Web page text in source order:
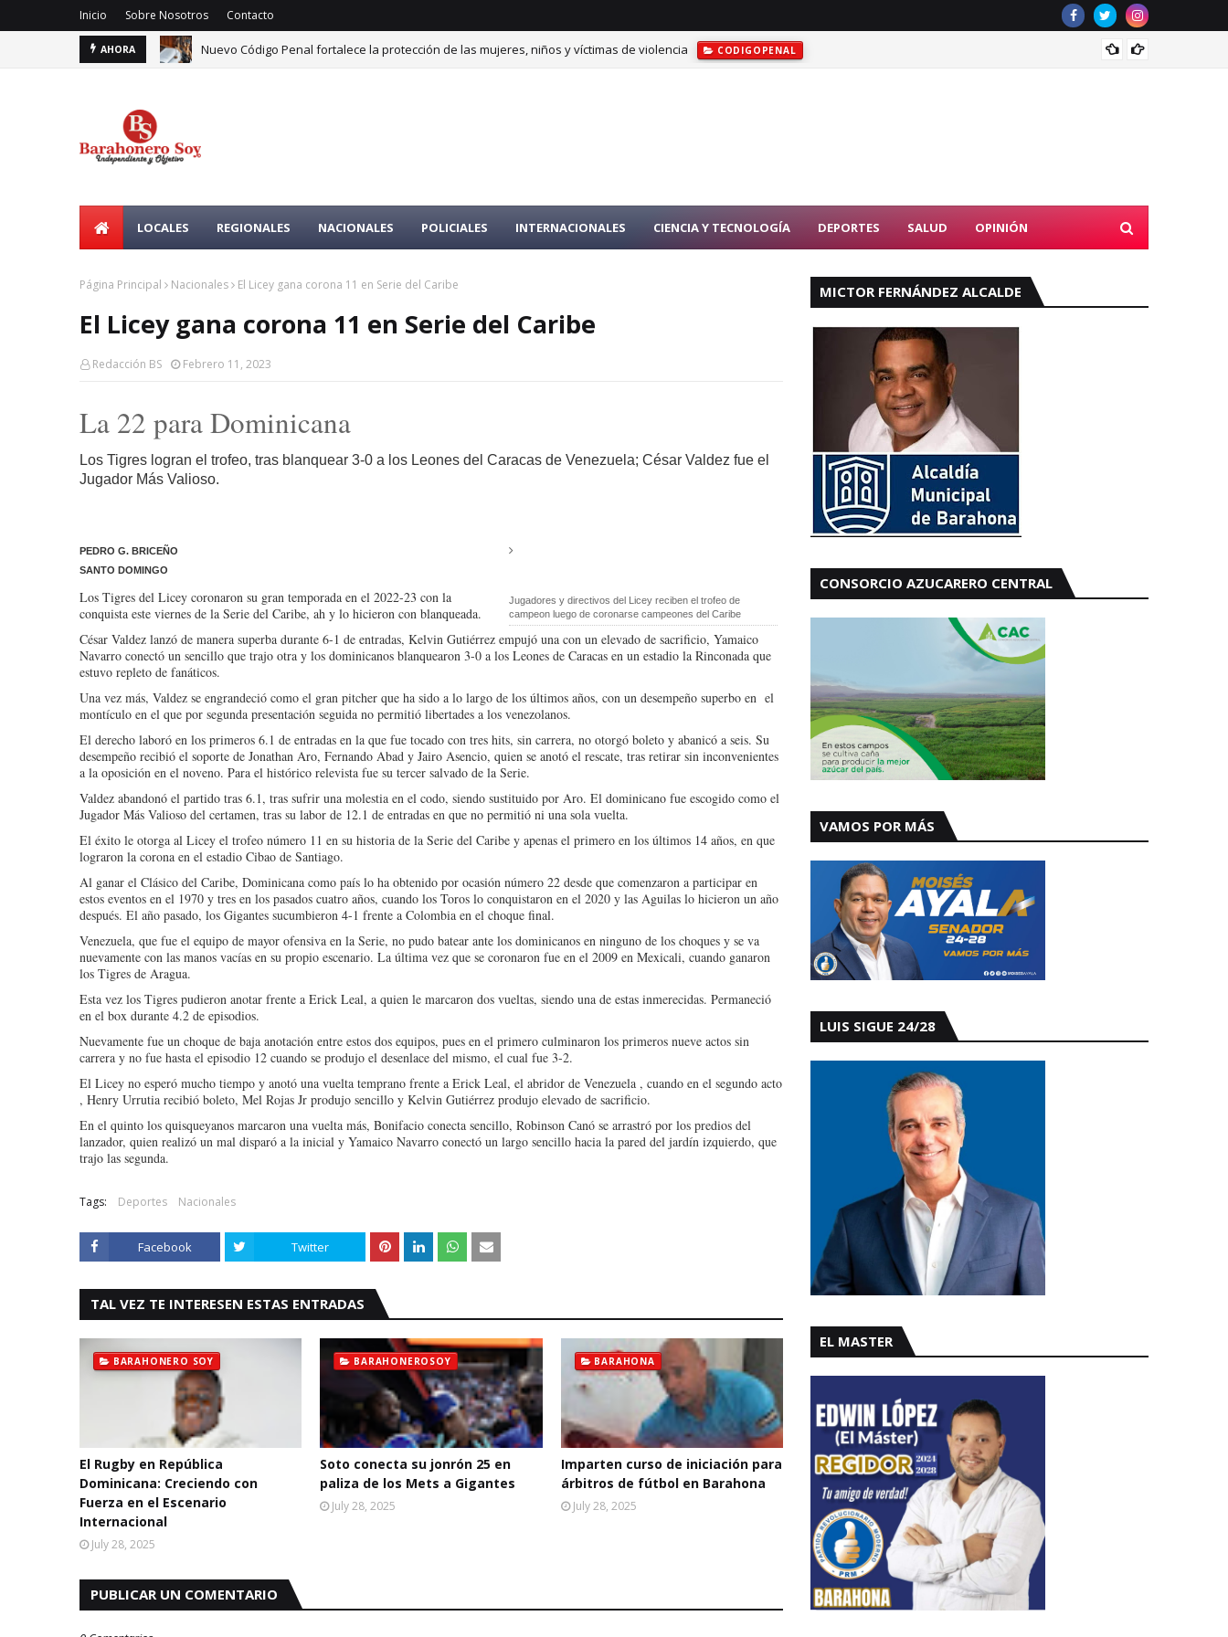
Inicio Sobre Nosotros Contacto
AHORA Nuevo Código Penal fortalece la protección de las mujeres, niños y víctimas de violencia CODIGOPENAL
LOCALES REGIONALES NACIONALES POLICIALES INTERNACIONALES CIENCIA Y TECNOLOGÍA DEPORTES SALUD OPINIÓN
Página Principal Nacionales El Licey gana corona 11 en Serie del Caribe
El Licey gana corona 11 en Serie del Caribe
Redacción BS Febrero 11, 2023
La 22 para Dominicana
Los Tigres logran el trofeo, tras blanquear 3-0 a los Leones del Caracas de Venezuela; César Valdez fue el
Jugador Más Valioso.
Jugadores y directivos del Licey reciben el trofeo de
campeon luego de coronarse campeones del Caribe
PEDRO G. BRICEÑO
SANTO DOMINGO
Los Tigres del Licey coronaron su gran temporada en el 2022-23 con la
conquista este viernes de la Serie del Caribe, ah y lo hicieron con blanqueada.
César Valdez lanzó de manera superba durante 6-1 de entradas, Kelvin Gutiérrez empujó una con un elevado de sacrificio, Yamaico
Navarro conectó un sencillo que trajo otra y los dominicanos blanquearon 3-0 a los Leones de Caracas en un estadio la Rinconada que
estuvo repleto de fanáticos.
Una vez más, Valdez se engrandeció como el gran pitcher que ha sido a lo largo de los últimos años, con un desempeño superbo en el
montículo en el que por segunda presentación seguida no permitió libertades a los venezolanos.
El derecho laboró en los primeros 6.1 de entradas en la que fue tocado con tres hits, sin carrera, no otorgó boleto y abanicó a seis. Su
desempeño recibió el soporte de Jonathan Aro, Fernando Abad y Jairo Asencio, quien se anotó el rescate, tras retirar sin inconvenientes
a la oposición en el noveno. Para el histórico relevista fue su tercer salvado de la Serie.
Valdez abandonó el partido tras 6.1, tras sufrir una molestia en el codo, siendo sustituido por Aro. El dominicano fue escogido como el
Jugador Más Valioso del certamen, tras su labor de 12.1 de entradas en que no permitió ni una sola vuelta.
El éxito le otorga al Licey el trofeo número 11 en su historia de la Serie del Caribe y apenas el primero en los últimos 14 años, en que
lograron la corona en el estadio Cibao de Santiago.
Al ganar el Clásico del Caribe, Dominicana como país lo ha obtenido por ocasión número 22 desde que comenzaron a participar en
estos eventos en el 1970 y tres en los pasados cuatro años, cuando los Toros lo conquistaron en el 2020 y las Aguilas lo hicieron un año
después. El año pasado, los Gigantes sucumbieron 4-1 frente a Colombia en el choque final.
Venezuela, que fue el equipo de mayor ofensiva en la Serie, no pudo batear ante los dominicanos en ninguno de los choques y se va
nuevamente con las manos vacías en su propio escenario. La última vez que se coronaron fue en el 2009 en Mexicali, cuando ganaron
los Tigres de Aragua.
Esta vez los Tigres pudieron anotar frente a Erick Leal, a quien le marcaron dos vueltas, siendo una de estas inmerecidas. Permaneció
en el box durante 4.2 de episodios.
Nuevamente fue un choque de baja anotación entre estos dos equipos, pues en el primero culminaron los primeros nueve actos sin
carrera y no fue hasta el episodio 12 cuando se produjo el desenlace del mismo, el cual fue 3-2.
El Licey no esperó mucho tiempo y anotó una vuelta temprano frente a Erick Leal, el abridor de Venezuela , cuando en el segundo acto
, Henry Urrutia recibió boleto, Mel Rojas Jr produjo sencillo y Kelvin Gutiérrez produjo elevado de sacrificio.
En el quinto los quisqueyanos marcaron una vuelta más, Bonifacio conecta sencillo, Robinson Canó se arrastró por los predios del
lanzador, quien realizó un mal disparó a la inicial y Yamaico Navarro conectó un largo sencillo hacia la pared del jardín izquierdo, que
trajo las segunda.
Tags: Deportes Nacionales
Facebook Twitter
TAL VEZ TE INTERESEN ESTAS ENTRADAS
BARAHONERO SOY
El Rugby en República
Dominicana: Creciendo con
Fuerza en el Escenario
Internacional
July 28, 2025
BARAHONEROSOY
Soto conecta su jonrón 25 en
paliza de los Mets a Gigantes
July 28, 2025
BARAHONA
Imparten curso de iniciación para
árbitros de fútbol en Barahona
July 28, 2025
PUBLICAR UN COMENTARIO
MICTOR FERNÁNDEZ ALCALDE
CONSORCIO AZUCARERO CENTRAL
VAMOS POR MÁS
LUIS SIGUE 24/28
EL MASTER